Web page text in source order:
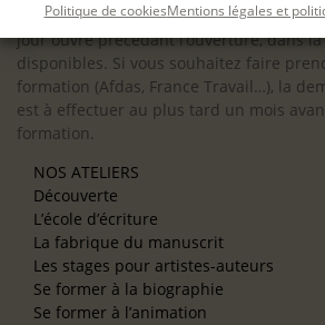
Politique de cookiesMentions légales et
inscriptions à nos activités sont
jour ouvré précédant l’ouverture, dans
disponibles. Si vous souhaitez faire
formation (Afdas, France Travail…), la
est à effectuer au plus tard un mois
formation.
NOS ATELIERS
Découverte
L’école d’écriture
La fabrique du manuscrit
Les stages pour artistes-auteurs
Se former à la biographie
Se former à l’animation